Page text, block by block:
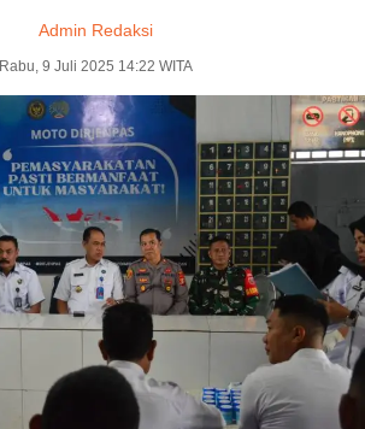
Admin Redaksi
Rabu, 9 Juli 2025 14:22 WITA